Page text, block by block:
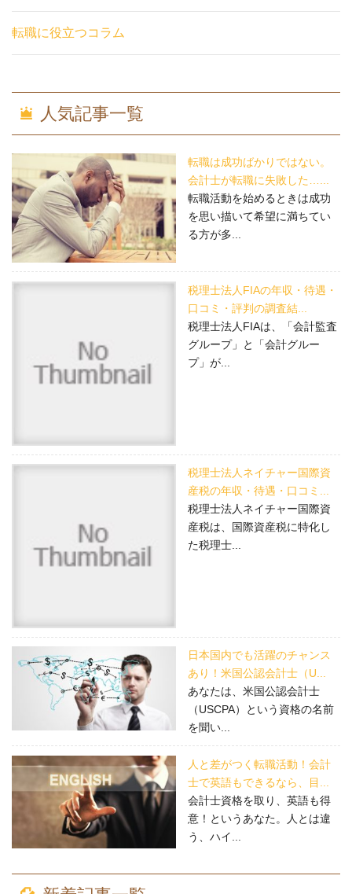
転職に役立つコラム
人気記事一覧
転職は成功ばかりではない。
会計士が転職に失敗した…...
転職活動を始めるときは成功
を思い描いて希望に満ちてい
る方が多...
税理士法人FIAの年収・待遇・
口コミ・評判の調査結...
税理士法人FIAは、「会計監査
グループ」と「会計グルー
プ」が...
税理士法人ネイチャー国際資
産税の年収・待遇・口コミ...
税理士法人ネイチャー国際資
産税は、国際資産税に特化し
た税理士...
日本国内でも活躍のチャンス
あり！米国公認会計士（U...
あなたは、米国公認会計士
（USCPA）という資格の名前
を聞い...
人と差がつく転職活動！会計
士で英語もできるなら、目...
会計士資格を取り、英語も得
意！というあなた。人とは違
う、ハイ...